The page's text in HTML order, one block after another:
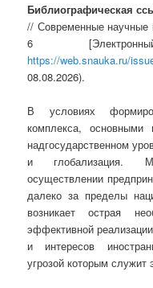
Библиографическая
// Современные
6
https://web.snauka.ru/
08.08.2026).
В условиях
комплекса, основными
надгосударственном
и глобализация.
осуществлении
далеко за пределы
возникает острая
эффективной
и интересов
угрозой которым служит